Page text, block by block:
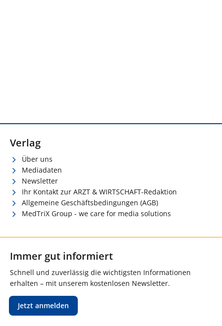
Verlag
Über uns
Mediadaten
Newsletter
Ihr Kontakt zur ARZT & WIRTSCHAFT-Redaktion
Allgemeine Geschäftsbedingungen (AGB)
MedTriX Group - we care for media solutions
Immer gut informiert
Schnell und zuverlässig die wichtigsten Informationen
erhalten – mit unserem kostenlosen Newsletter.
Jetzt anmelden